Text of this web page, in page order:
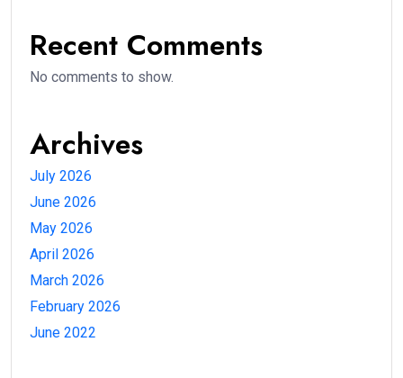
Recent Comments
No comments to show.
Archives
July 2026
June 2026
May 2026
April 2026
March 2026
February 2026
June 2022